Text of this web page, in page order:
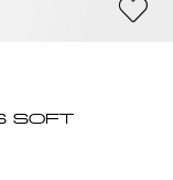
Soft